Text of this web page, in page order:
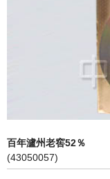
健康食品
野菜＆果物
百年瀘州老窖52％
(43050057)